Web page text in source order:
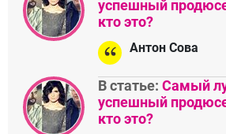
успешный
кто это?
Антон Сова
В статье: Самый
успешный
кто это?